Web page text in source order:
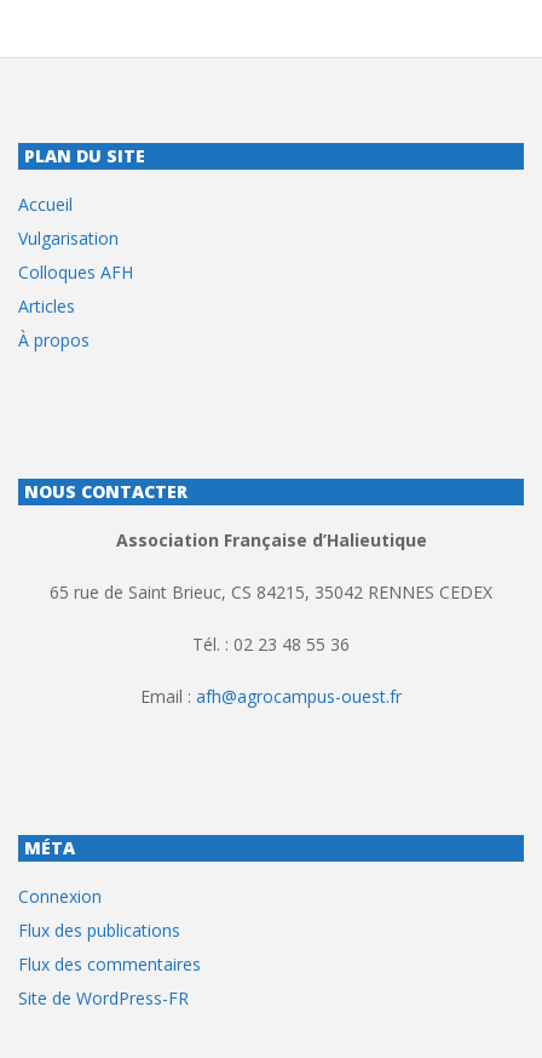
PLAN DU SITE
Accueil
Vulgarisation
Colloques AFH
Articles
À propos
NOUS CONTACTER
Association Française d’Halieutique
65 rue de Saint Brieuc, CS 84215, 35042 RENNES CEDEX
Tél. : 02 23 48 55 36
Email : afh@agrocampus-ouest.fr
MÉTA
Connexion
Flux des publications
Flux des commentaires
Site de WordPress-FR